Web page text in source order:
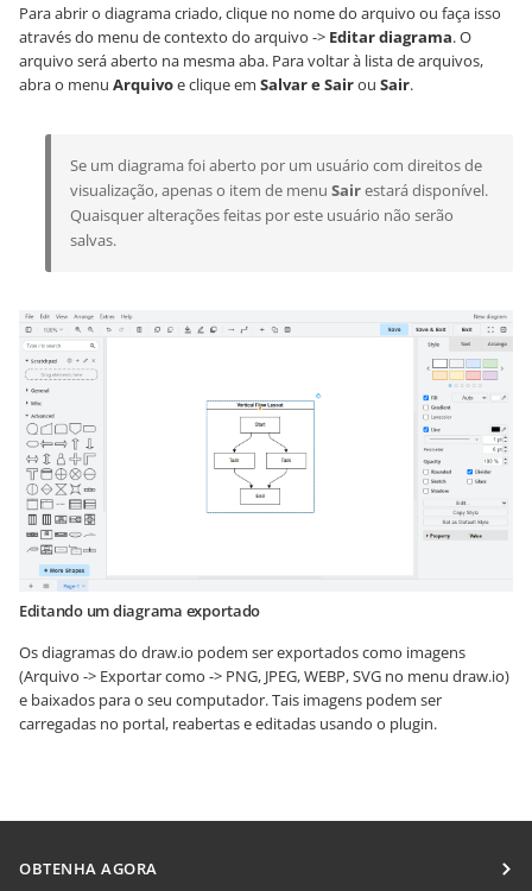
Para abrir o diagrama criado, clique no nome do arquivo ou faça isso
através do menu de contexto do arquivo -> Editar diagrama. O
arquivo será aberto na mesma aba. Para voltar à lista de arquivos,
abra o menu Arquivoe clique em Salvar e Sairou Sair.
Se um diagrama foi aberto por um usuário com direitos de
visualização, apenas o item de menu Sairestará disponível.
Quaisquer alterações feitas por este usuário não serão
salvas.
Editando um diagrama exportado
Os diagramas do draw.io podem ser exportados como imagens
(Arquivo -> Exportar como -> PNG, JPEG, WEBP, SVG no menu draw.io)
e baixados para o seu computador. Tais imagens podem ser
carregadas no portal, reabertas e editadas usando o plugin.
OBTENHA AGORA